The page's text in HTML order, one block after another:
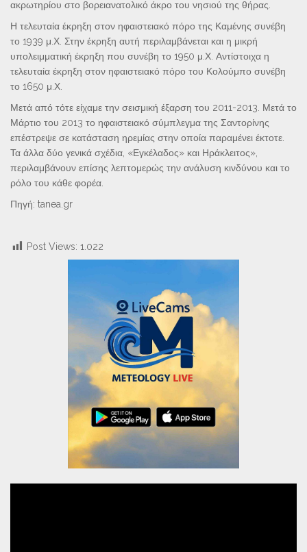
ακρωτηρίου στο βορειανατολικό άκρο του νησιού της θήρας.
Η τελευταία έκρηξη στον ηφαιστειακό πόρο της Καμένης συνέβη
το 1939 μ.Χ. Στην έκρηξη αυτή περιλαμβάνεται και η μικρή
υπολειμματική έκρηξη που συνέβη το 1950 μ.Χ. Αντίστοιχα η
τελευταία έκρηξη στον ηφαιστειακό πόρο του Κολούμπο συνέβη
το 1650 μ.Χ.
Μετά από τότε είχαμε την σεισμική έξαρση του 2011-2013. Μετά το
Μάρτιο του 2013 το ηφαιστειακό σύμπλεγμα της Σαντορίνης
επέστρεψε σε κατάσταση ηρεμίας στην οποία παραμένει έκτοτε.
Τα άλλα δύο γενικά σχέδια, «Εγκέλαδος» και Ηράκλειτος»,
περιλαμβάνουν επίσης λεπτομερώς την ανάλυση κινδύνου και το
ρόλο του κάθε φορέα.
Πηγή: tanea.gr
Post Views: 1.022